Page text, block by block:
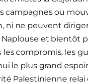
campagnes ou
ni ne peuvent
Naplouse et bientôt
compromis, les
le plus grand
Palestinienne